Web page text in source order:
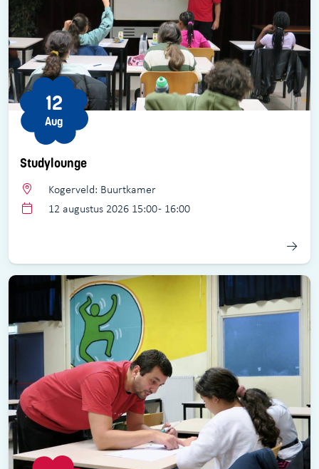
Studylounge
12
Aug
Kogerveld: Buurtkamer
12 augustus 2026 15:00 - 16:00